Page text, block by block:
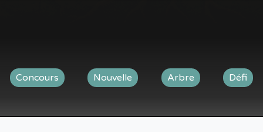
Concours Nouvelle Arbre Défi